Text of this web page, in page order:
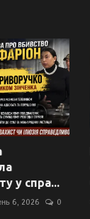
у спра...
6, 2026 0